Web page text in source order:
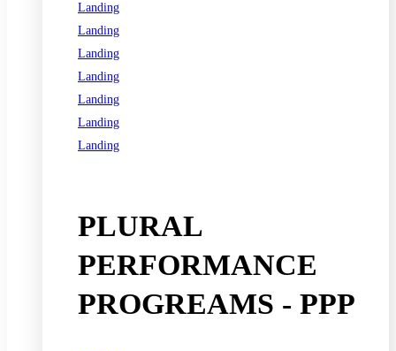
Landing
Landing
Landing
Landing
Landing
Landing
Landing
PLURAL
PERFORMANCE
PROGREAMS - PPP